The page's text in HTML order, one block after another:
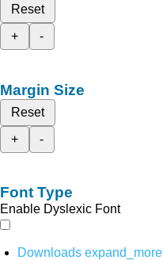
Reset
+
-
Margin Size
Reset
+
-
Font Type
Enable Dyslexic Font
Downloads expand_more